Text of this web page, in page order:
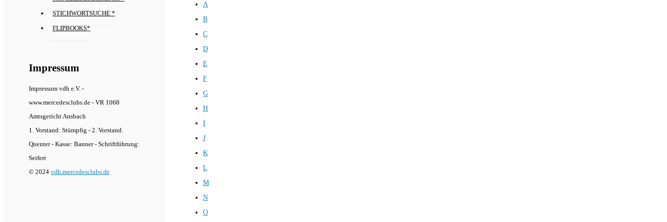
STICHWORTSUCHE *
FLIPBOOKS*
Impressum
Impressum vdh e.V. -
www.mercedesclubs.de - VR 1068
Amtsgericht Ansbach
1. Vorstand: Stümpfig - 2. Vorstand:
Quenter - Kasse: Banner - Schriftführung:
Seifert
© 2024 vdh.mercedesclubs.de
A
B
C
D
E
F
G
H
I
J
K
L
M
N
O